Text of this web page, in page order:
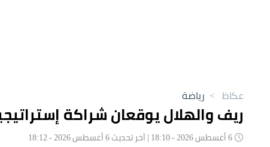
عكاظ > رياضة
ريف والهلال يوقعان شراكة إستراتيجية بـ200 مليون ريال حتى